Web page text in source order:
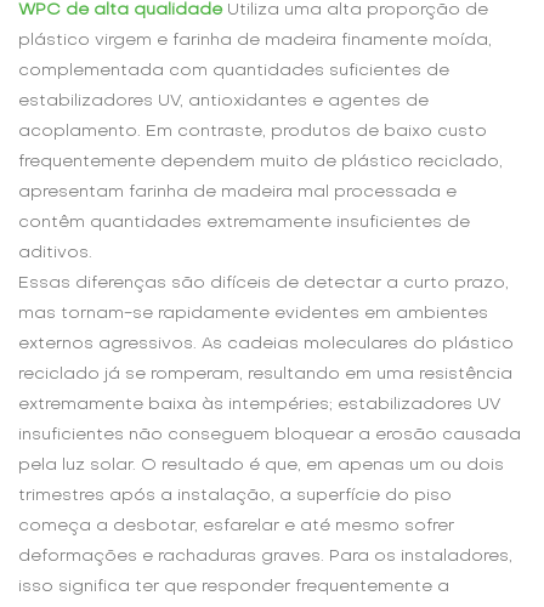
WPC de alta qualidadeUtiliza uma alta proporção de
plástico virgem e farinha de madeira finamente moída,
complementada com quantidades suficientes de
estabilizadores UV, antioxidantes e agentes de
acoplamento. Em contraste, produtos de baixo custo
frequentemente dependem muito de plástico reciclado,
apresentam farinha de madeira mal processada e
contêm quantidades extremamente insuficientes de
aditivos.
Essas diferenças são difíceis de detectar a curto prazo,
mas tornam-se rapidamente evidentes em ambientes
externos agressivos. As cadeias moleculares do plástico
reciclado já se romperam, resultando em uma resistência
extremamente baixa às intempéries; estabilizadores UV
insuficientes não conseguem bloquear a erosão causada
pela luz solar. O resultado é que, em apenas um ou dois
trimestres após a instalação, a superfície do piso
começa a desbotar, esfarelar e até mesmo sofrer
deformações e rachaduras graves. Para os instaladores,
isso significa ter que responder frequentemente a